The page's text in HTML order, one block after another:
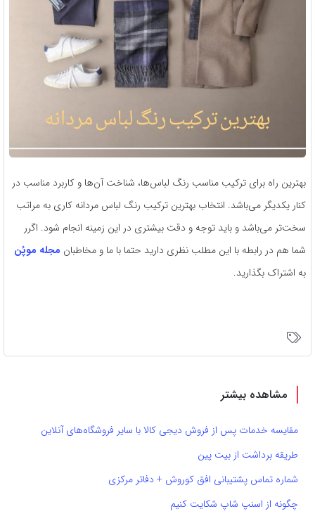
بهترین راه برای ترکیب مناسب رنگ لباس‌ها، شناخت آن‌ها و کاربرد مناسب در
کنار یکدیگر می‌باشد. انتخاب بهترین ترکیب رنگ لباس مردانه کاری به مراتب
سخت‌تر می‌باشد و باید توجه و دقت بیشتری در این زمینه انجام شود. اگرر
شما هم در رابطه با این مطلب نظری دارید حتما با ما و مخاطبان مجله موپُن
به اشتراک بگذارید.
مشاهده بیشتر
مقایسه خدمات پس از فروش دیجی کالا با سایر فروشگاه‌های آنلاین
طریقه برداشت از بیت پین
شماره تماس پشتیبانی افق کوروش + دفاتر مرکزی
چگونه از اسنپ شاپ شکایت کنیم